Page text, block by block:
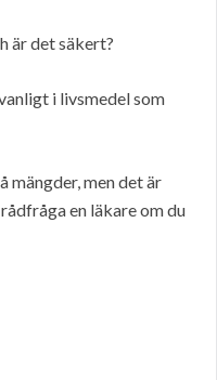
är det säkert?
i livsmedel som
mängder, men det är
en läkare om du